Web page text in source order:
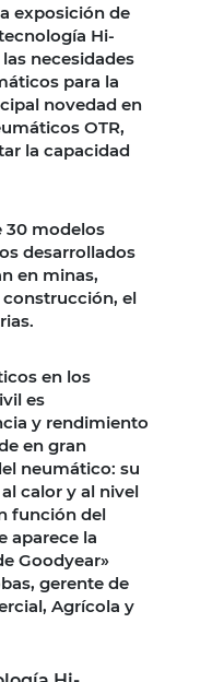
exposición de
Hi-
necesidades
para la
novedad en
OTR,
la capacidad
30 modelos
desarrollados
en minas,
construcción, el
en los
es
y rendimiento
en gran
neumático: su
calor y al nivel
función del
aparece la
Goodyear»
gerente de
Agrícola y